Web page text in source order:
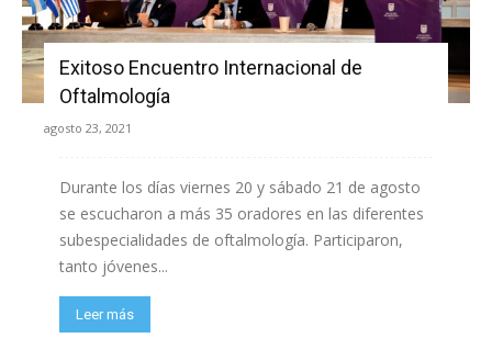
Exitoso Encuentro Internacional de
Oftalmología
agosto 23, 2021
Durante los días viernes 20 y sábado 21 de agosto
se escucharon a más 35 oradores en las diferentes
subespecialidades de oftalmología. Participaron,
tanto jóvenes...
Leer más